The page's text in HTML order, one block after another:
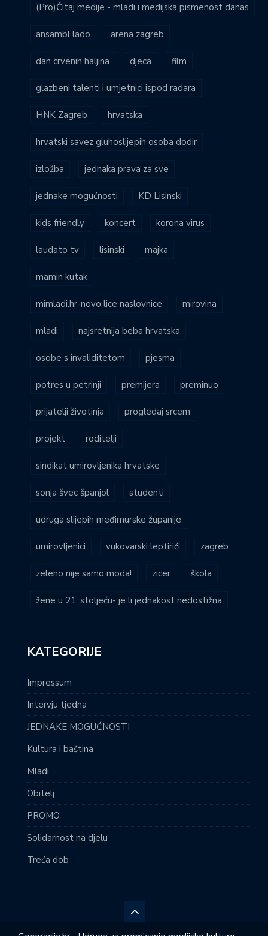
(Pro)Čitaj medije - mladi i medijska pismenost danas
ansambl lado arena zagreb
dan crvenih haljina djeca film
glazbeni talenti i umjetnici ispod radara
HNK Zagreb hrvatska
hrvatski savez gluhoslijepih osoba dodir
izložba jednaka prava za sve
jednake mogućnosti KD Lisinski
kids friendly koncert korona virus
laudato tv lisinski majka
mamin kutak
mimladi.hr-novo lice naslovnice mirovina
mladi najsretnija beba hrvatska
osobe s invaliditetom pjesma
potres u petrinji premijera preminuo
prijatelji životinja progledaj srcem
projekt roditelji
sindikat umirovljenika hrvatske
sonja švec španjol studenti
udruga slijepih međimurske županije
umirovljenici vukovarski leptirići zagreb
zeleno nije samo moda! zicer škola
žene u 21. stoljeću- je li jednakost nedostižna
KATEGORIJE
Impressum
Intervju tjedna
JEDNAKE MOGUĆNOSTI
Kultura i baština
Mladi
Obitelj
PROMO
Solidarnost na djelu
Treća dob